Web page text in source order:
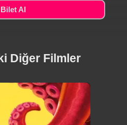
Bilet Al
Diğer Filmler